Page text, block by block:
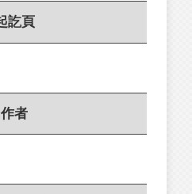
訖頁
作者